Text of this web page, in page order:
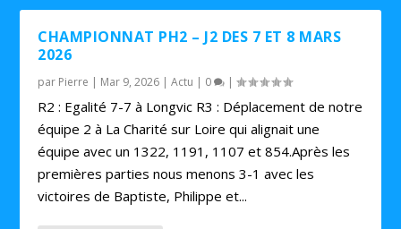
CHAMPIONNAT PH2 – J2 DES 7 ET 8 MARS
2026
par Pierre | Mar 9, 2026 |Actu | 0 |
R2 : Egalité 7-7 à Longvic R3 : Déplacement de notre
équipe 2 à La Charité sur Loire qui alignait une
équipe avec un 1322, 1191, 1107 et 854.Après les
premières parties nous menons 3-1 avec les
victoires de Baptiste, Philippe et...